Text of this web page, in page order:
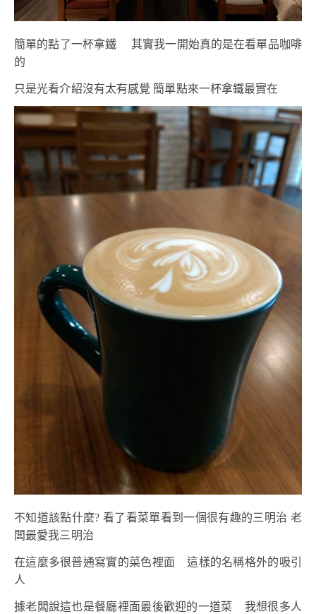
簡單的點了一杯拿鐵 其實我一開始真的是在看單品咖啡
的
只是光看介紹沒有太有感覺 簡單點來一杯拿鐵最實在
不知道該點什麼? 看了看菜單看到一個很有趣的三明治 老
闆最愛我三明治
在這麼多很普通寫實的菜色裡面 這樣的名稱格外的吸引
人
據老闆說這也是餐廳裡面最後歡迎的一道菜 我想很多人